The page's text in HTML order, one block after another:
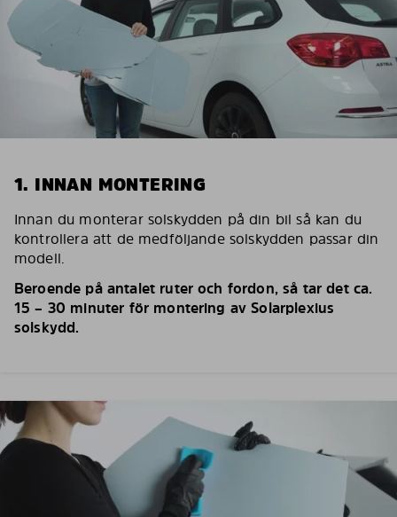
1. INNAN MONTERING
Innan du monterar solskydden på din bil så kan du
kontrollera att de medföljande solskydden passar din
modell.
Beroende på antalet ruter och fordon, så tar det ca.
15 – 30 minuter för montering av Solarplexius
solskydd.